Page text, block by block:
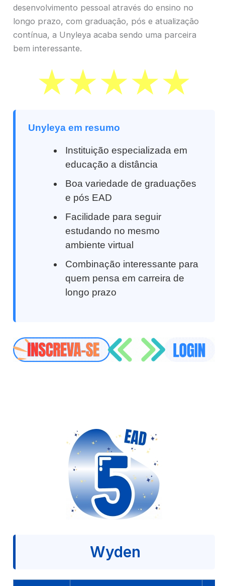
desenvolvimento pessoal através do ensino no
longo prazo, com graduação, pós e atualização
contínua, a Unyleya acaba sendo uma parceira
bem interessante.
Unyleya em resumo
Instituição especializada em
educação a distância
Boa variedade de graduações
e pós EAD
Facilidade para seguir
estudando no mesmo
ambiente virtual
Combinação interessante para
quem pensa em carreira de
longo prazo
Wyden